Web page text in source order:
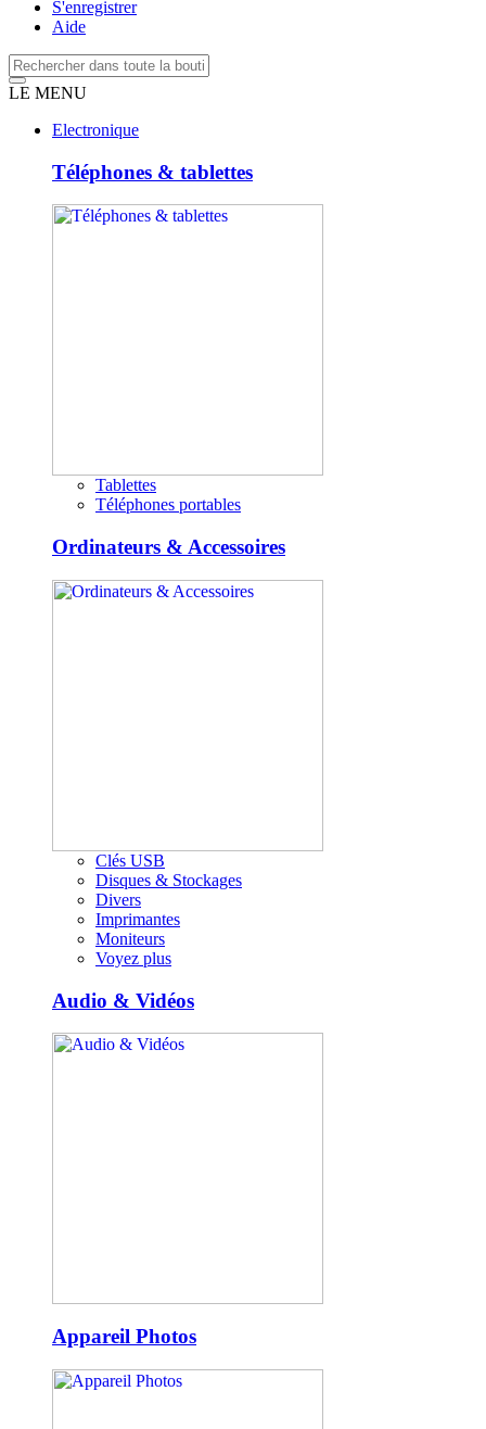
S'enregistrer
Aide
LE MENU
Electronique
Téléphones & tablettes
Tablettes
Téléphones portables
Ordinateurs & Accessoires
Clés USB
Disques & Stockages
Divers
Imprimantes
Moniteurs
Voyez plus
Audio & Vidéos
Appareil Photos